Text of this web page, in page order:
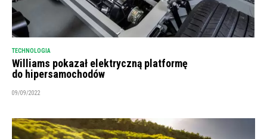
TECHNOLOGIA
Williams pokazał elektryczną platformę
do hipersamochodów
09/09/2022